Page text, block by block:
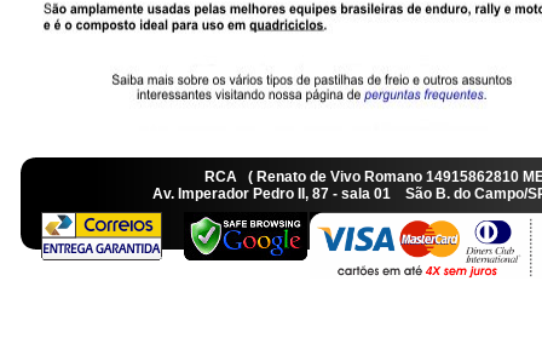
RCA ( Renato de Vivo Romano
Av. Imperador Pedro II, 87 - sala 01 São B. do